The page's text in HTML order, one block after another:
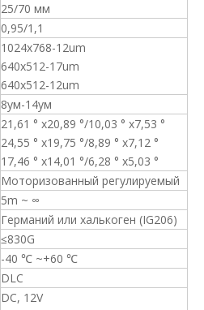
25/70 мм
0,95/1,1
1024x768-12um
640x512-17um
640x512-12um
8ум-14ум
21,61 ° x20,89 °/10,03 ° x7,53 °
24,55 ° x19,75 °/8,89 ° x7,12 °
17,46 ° x14,01 °/6,28 ° x5,03 °
Моторизованный регулируемый
5m ~ ∞
Германий или халькоген (IG206)
≤830G
-40 ℃ ~+60 ℃
DLC
DC, 12V